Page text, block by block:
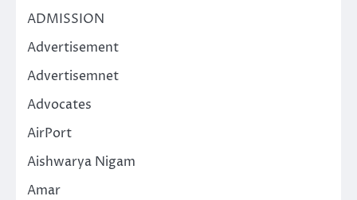
ADMISSION
Advertisement
Advertisemnet
Advocates
AirPort
Aishwarya Nigam
Amar